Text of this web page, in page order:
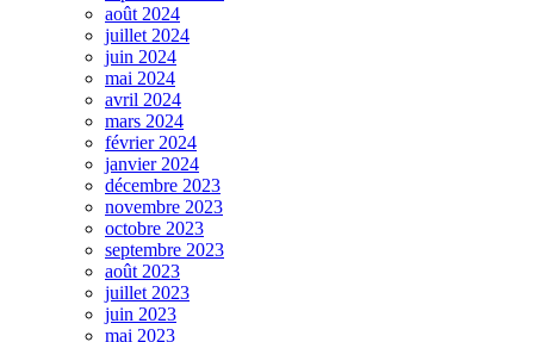
août 2024
juillet 2024
juin 2024
mai 2024
avril 2024
mars 2024
février 2024
janvier 2024
décembre 2023
novembre 2023
octobre 2023
septembre 2023
août 2023
juillet 2023
juin 2023
mai 2023